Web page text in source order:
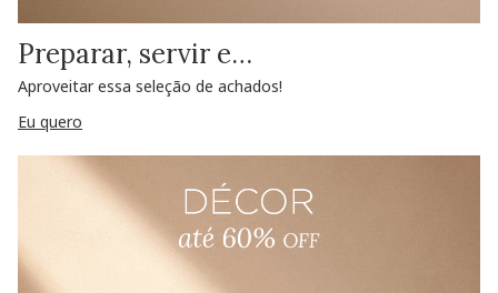
Preparar, servir e…
Aproveitar essa seleção de achados!
Eu quero